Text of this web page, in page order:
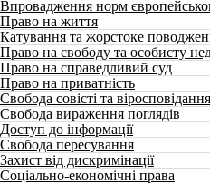
Впровадження норм
Право на життя
Катування та жорстоке
Право на свободу та особисту
Право на справедливий суд
Право на приватність
Свобода совісті та віросповідання
Свобода вираження поглядів
Доступ до інформації
Свобода пересування
Захист від дискримінації
Соціально-економічні права